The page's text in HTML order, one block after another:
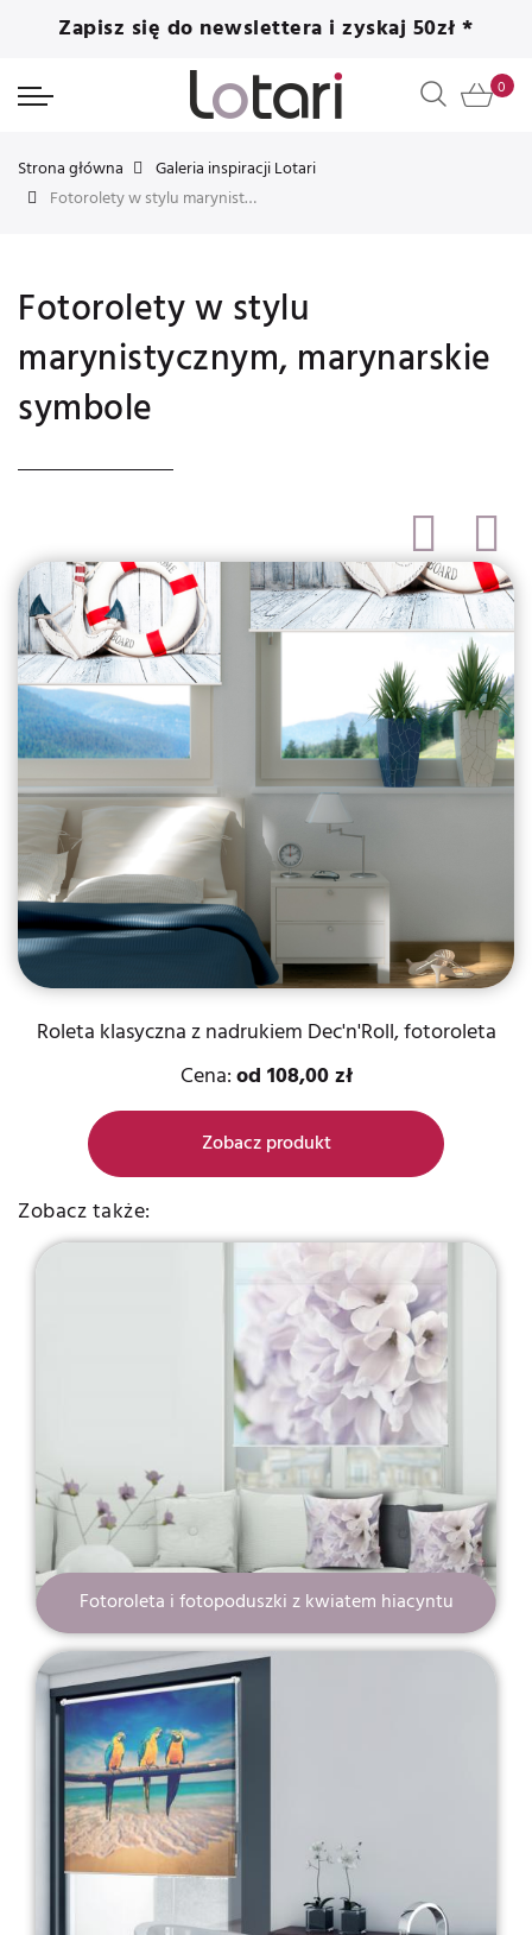
Zapisz się do newslettera i zyskaj 50zł *
Strona główna
Galeria inspiracji Lotari
Fotorolety w stylu marynistycznym, marynarskie symbole
Fotorolety w stylu
marynistycznym, marynarskie
symbole
Roleta klasyczna z nadrukiem Dec'n'Roll, fotoroleta
Cena:od 108,00 zł
Zobacz produkt
Zobacz także:
Fotoroleta i fotopoduszki z kwiatem hiacyntu